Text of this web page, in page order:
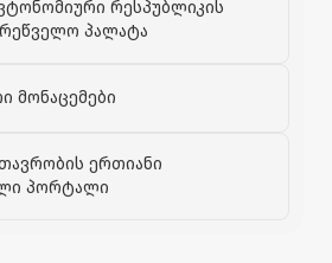
რესპუბლიკის
პალატა
მონაცემები
ერთიანი
პორტალი